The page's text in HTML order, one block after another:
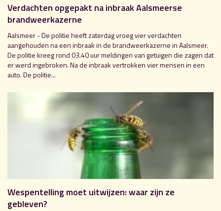
Verdachten opgepakt na inbraak Aalsmeerse
brandweerkazerne
Aalsmeer - De politie heeft zaterdag vroeg vier verdachten
aangehouden na een inbraak in de brandweerkazerne in Aalsmeer.
De politie kreeg rond 03.40 uur meldingen van getuigen die zagen dat
er werd ingebroken. Na de inbraak vertrokken vier mensen in een
auto. De politie...
Wespentelling moet uitwijzen: waar zijn ze
gebleven?